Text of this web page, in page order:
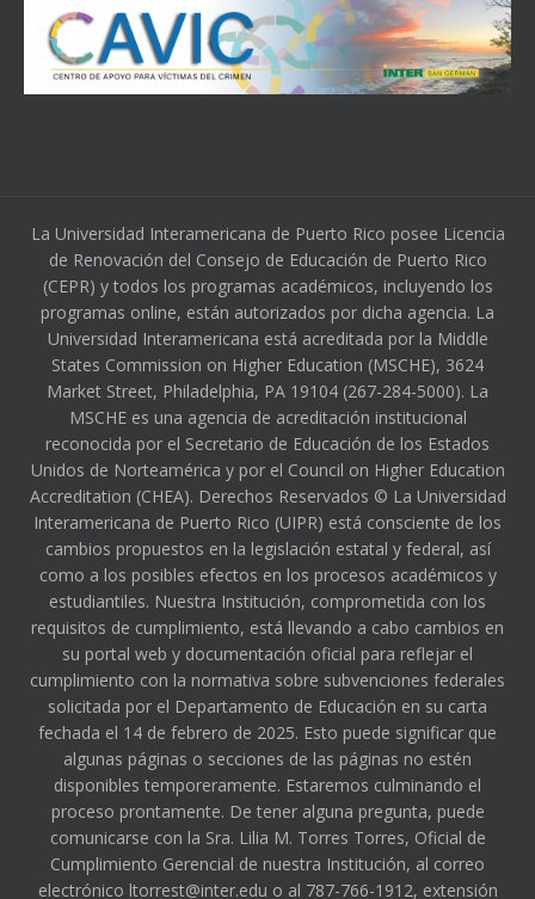
La Universidad Interamericana de Puerto Rico posee Licencia
de Renovación del Consejo de Educación de Puerto Rico
(CEPR) y todos los programas académicos, incluyendo los
programas online, están autorizados por dicha agencia. La
Universidad Interamericana está acreditada por la Middle
States Commission on Higher Education (MSCHE), 3624
Market Street, Philadelphia, PA 19104 (267-284-5000). La
MSCHE es una agencia de acreditación institucional
reconocida por el Secretario de Educación de los Estados
Unidos de Norteamérica y por el Council on Higher Education
Accreditation (CHEA). Derechos Reservados © La Universidad
Interamericana de Puerto Rico (UIPR) está consciente de los
cambios propuestos en la legislación estatal y federal, así
como a los posibles efectos en los procesos académicos y
estudiantiles. Nuestra Institución, comprometida con los
requisitos de cumplimiento, está llevando a cabo cambios en
su portal web y documentación oficial para reflejar el
cumplimiento con la normativa sobre subvenciones federales
solicitada por el Departamento de Educación en su carta
fechada el 14 de febrero de 2025. Esto puede significar que
algunas páginas o secciones de las páginas no estén
disponibles temporeramente. Estaremos culminando el
proceso prontamente. De tener alguna pregunta, puede
comunicarse con la Sra. Lilia M. Torres Torres, Oficial de
Cumplimiento Gerencial de nuestra Institución, al correo
electrónico ltorrest@inter.edu o al 787-766-1912, extensión